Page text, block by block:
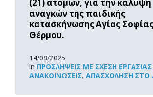
(21) ατόμων, για την κάλυψη
αναγκών της παιδικής
κατασκήνωσης Αγίας
Θέρμου.
14/08/2025
in ΠΡΟΣΛΉΨΕΙΣ ΜΕ ΣΧΈΣΗ ΕΡΓΑΣΊΑΣ
ΑΝΑΚOΙΝΏΣΕΙΣ, ΑΠΑΣΧΌΛΗΣΗ ΣΤΟ